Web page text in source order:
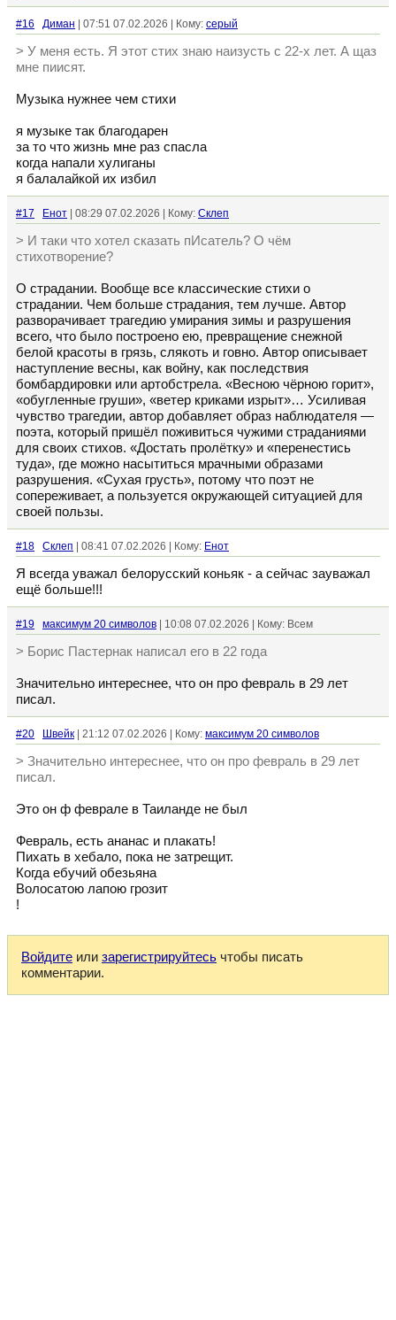
#16 Диман | 07:51 07.02.2026 | Кому: серый
> У меня есть. Я этот стих знаю наизусть с 22-х лет. А щаз
мне пиисят.
Музыка нужнее чем стихи
я музыке так благодарен
за то что жизнь мне раз спасла
когда напали хулиганы
я балалайкой их избил
#17 Енот | 08:29 07.02.2026 | Кому: Склеп
> И таки что хотел сказать пИсатель? О чём
стихотворение?
О страдании. Вообще все классические стихи о
страдании. Чем больше страдания, тем лучше. Автор
разворачивает трагедию умирания зимы и разрушения
всего, что было построено ею, превращение снежной
белой красоты в грязь, слякоть и говно. Автор описывает
наступление весны, как войну, как последствия
бомбардировки или артобстрела. «Весною чёрною горит»,
«обугленные груши», «ветер криками изрыт»… Усиливая
чувство трагедии, автор добавляет образ наблюдателя —
поэта, который пришёл поживиться чужими страданиями
для своих стихов. «Достать пролётку» и «перенестись
туда», где можно насытиться мрачными образами
разрушения. «Сухая грусть», потому что поэт не
сопереживает, а пользуется окружающей ситуацией для
своей пользы.
#18 Склеп | 08:41 07.02.2026 | Кому: Енот
Я всегда уважал белорусский коньяк - а сейчас зауважал
ещё больше!!!
#19 максимум 20 символов | 10:08 07.02.2026 | Кому: Всем
> Борис Пастернак написал его в 22 года
Значительно интереснее, что он про февраль в 29 лет
писал.
#20 Швейк | 21:12 07.02.2026 | Кому: максимум 20 символов
> Значительно интереснее, что он про февраль в 29 лет
писал.
Это он ф феврале в Таиланде не был
Февраль, есть ананас и плакать!
Пихать в хебало, пока не затрещит.
Когда ебучий обезьяна
Волосатою лапою грозит
!
Войдите или зарегистрируйтесь чтобы писать
комментарии.